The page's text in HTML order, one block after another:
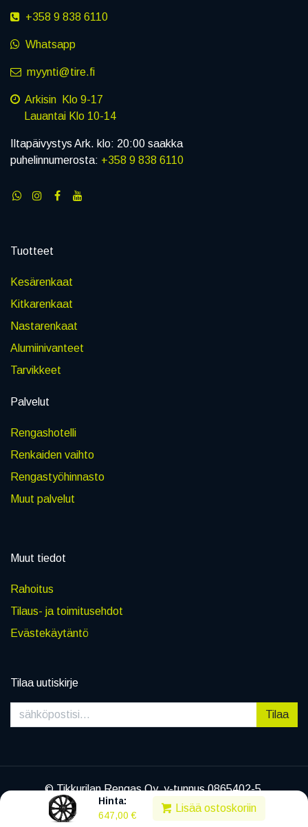
Hinta:
647,00 €
Lisää ostoskoriin
+358 9 838 6110
Whatsapp
myynti@tire.fi
Arkisin Klo 9-17
Lauantai Klo 10-14
Iltapäivystys Ark. klo: 20:00 saakka
puhelinnumerosta: +358 9 838 6110
Tuotteet
Kesärenkaat
Kitkarenkaat
Nastarenkaat
Alumiinivanteet
Tarvikkeet
Palvelut
Rengashotelli
Renkaiden vaihto
Rengastyöhinnasto
Muut palvelut
Muut tiedot
Rahoitus
Tilaus- ja toimitusehdot
Evästekäytäntö
Tilaa uutiskirje
Tilaa
© Tikkurilan Rengas Oy, y-tunnus 0865402-5
|Tietosuojaseloste